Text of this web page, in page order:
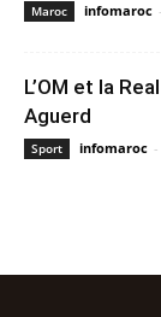
Maroc infomaroc -
L’OM et la
Aguerd
Sport infomaroc -